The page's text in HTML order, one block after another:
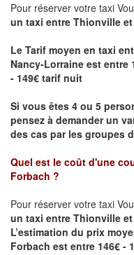
Pour réserver votre taxi
un taxi entre Thionville
Le Tarif moyen en taxi
Nancy-Lorraine est
- 149€ tarif nuit
Si vous êtes 4 ou 5
pensez à demander un
des cas par les groupes
Quel est le coût d'une
Forbach ?
Pour réserver votre taxi
un taxi entre Thionville
L’estimation du prix
Forbach est entre 146€ -